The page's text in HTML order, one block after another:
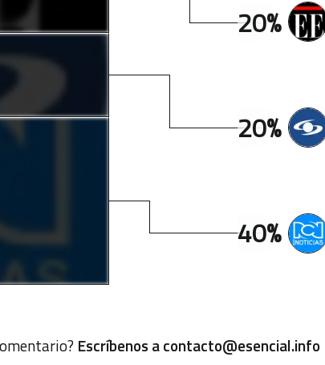
20%
20%
40%
Escríbenos acontacto@esencial.info